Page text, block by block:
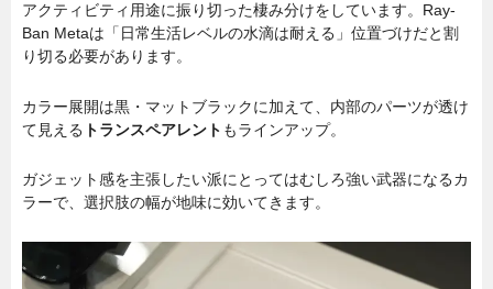
アクティビティ用途に振り切った棲み分けをしています。Ray-
Ban Metaは「日常生活レベルの水滴は耐える」位置づけだと割
り切る必要があります。
カラー展開は黒・マットブラックに加えて、内部のパーツが透け
て見える トランスペアレント もラインアップ。
ガジェット感を主張したい派にとってはむしろ強い武器になるカ
ラーで、選択肢の幅が地味に効いてきます。